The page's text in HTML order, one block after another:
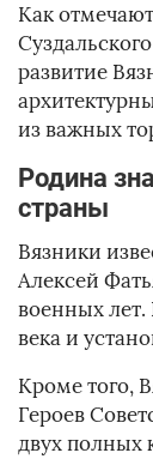
Как
развитие
из важных
Родина
страны
Вязники
Алексей
военных лет.
века и
Кроме того,
Героев
двух полных